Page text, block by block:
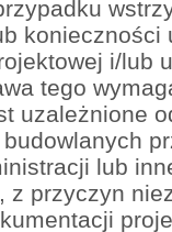
konieczności
i/lub
tego
uzależnione
lub
z przyczyn